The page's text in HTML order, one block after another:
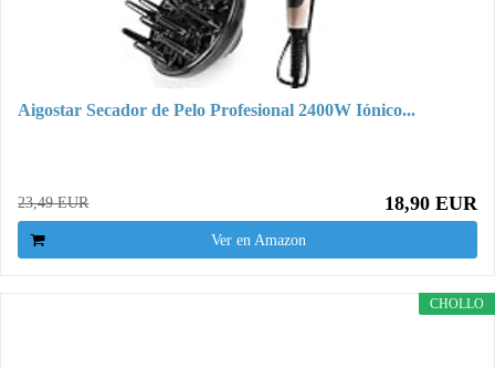
Aigostar Secador de Pelo Profesional 2400W Iónico...
23,49 EUR 18,90 EUR
Ver en Amazon
CHOLLO